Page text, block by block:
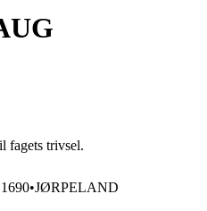
fagets trivsel.
1690•JØRPELAND